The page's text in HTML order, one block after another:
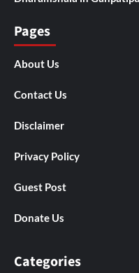
Pages
About Us
Contact Us
Disclaimer
Privacy Policy
Guest Post
Donate Us
Categories